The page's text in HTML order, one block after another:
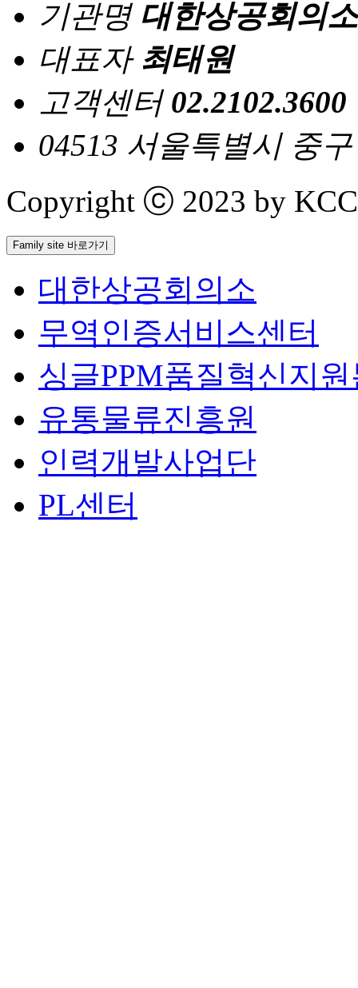
기관명 대한상공회의소
대표자 최태원
고객센터 02.2102.3600
04513 서울특별시 중
Copyright ⓒ 2023 by
Family site 바로가기
대한상공회의소
무역인증서비스센터
싱글PPM품질혁신지
유통물류진흥원
인력개발사업단
PL센터